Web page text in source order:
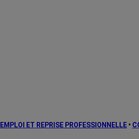
EMPLOI ET REPRISE PROFESSIONNELLE •